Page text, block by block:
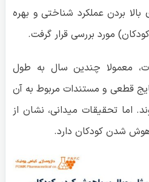
بالا بردن عملکرد شناختی و بهره
مورد بررسی قرار گرفت.
معمولا چندین سال به طول
قطعی و مستندات مربوط به آن
اما تحقیقات میدانی، نشان از
شدن کودکان دارد.